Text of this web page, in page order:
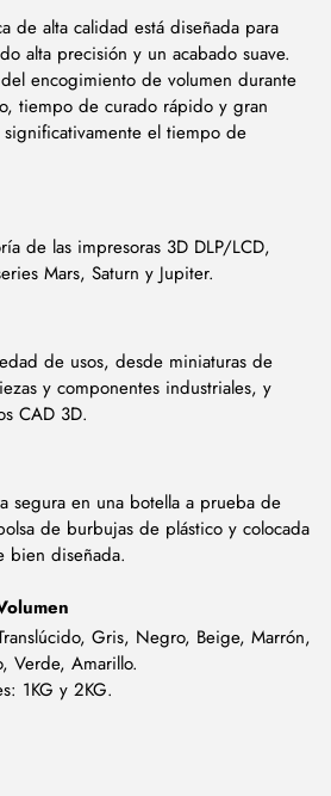
de alta calidad está diseñada para
alta precisión y un acabado suave.
encogimiento de volumen durante
tiempo de curado rápido y gran
el tiempo de
de las impresoras 3D DLP/LCD,
Mars, Saturn y Jupiter.
de usos, desde miniaturas de
y componentes industriales, y
CAD 3D.
segura en una botella a prueba de
de burbujas de plástico y colocada
bien diseñada.
Gris, Negro, Beige, Marrón,
Verde, Amarillo.
1KG y 2KG.